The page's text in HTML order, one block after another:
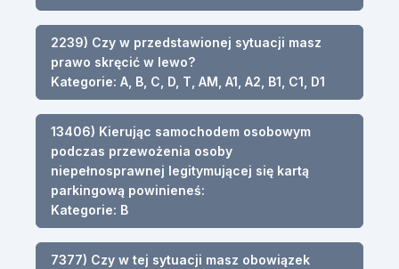
2239) Czy w przedstawionej sytuacji masz
prawo skręcić w lewo?
Kategorie: A, B, C, D, T, AM, A1, A2, B1, C1, D1
13406) Kierując samochodem osobowym
podczas przewożenia osoby
niepełnosprawnej legitymującej się kartą
parkingową powinieneś:
Kategorie: B
7377) Czy w tej sytuacji masz obowiązek